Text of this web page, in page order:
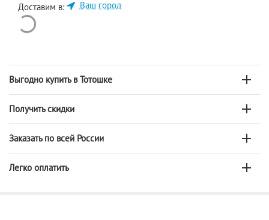
Доставим в: Ваш город
Выгодно купить в Тотошке
Получить скидки
Заказать по всей России
Легко оплатить